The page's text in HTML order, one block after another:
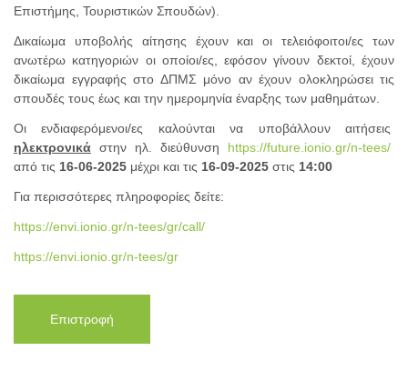
Επιστήμης, Τουριστικών Σπουδών).
Δικαίωμα υποβολής αίτησης έχουν και οι τελειόφοιτοι/ες των
ανωτέρω κατηγοριών οι οποίοι/ες, εφόσον γίνουν δεκτοί, έχουν
δικαίωμα εγγραφής στο ΔΠΜΣ μόνο αν έχουν ολοκληρώσει τις
σπουδές τους έως και την ημερομηνία έναρξης των μαθημάτων.
Οι ενδιαφερόμενοι/ες καλούνται να υποβάλλουν αιτήσεις
ηλεκτρονικά στην ηλ. διεύθυνση https://future.ionio.gr/n-tees/
από τις 16-06-2025 μέχρι και τις 16-09-2025 στις 14:00
Για περισσότερες πληροφορίες δείτε:
https://envi.ionio.gr/n-tees/gr/call/
https://envi.ionio.gr/n-tees/gr
Επιστροφή